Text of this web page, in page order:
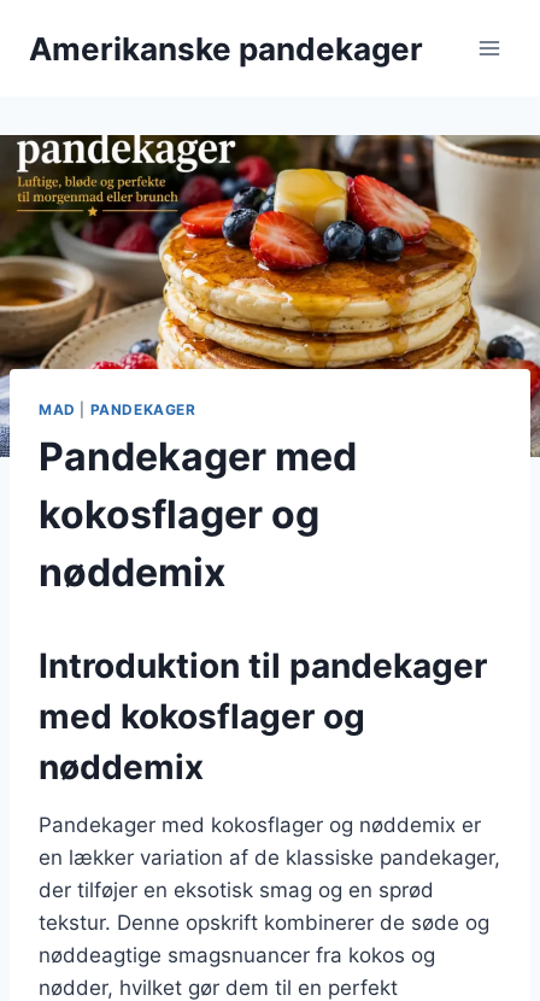
Amerikanske pandekager
MAD PANDEKAGER
Pandekager med
kokosflager og
nøddemix
Introduktion til pandekager
med kokosflager og
nøddemix
Pandekager med kokosflager og nøddemix er
en lækker variation af de klassiske pandekager,
der tilføjer en eksotisk smag og en sprød
tekstur. Denne opskrift kombinerer de søde og
nøddeagtige smagsnuancer fra kokos og
nødder, hvilket gør dem til en perfekt